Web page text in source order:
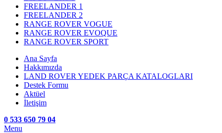
FREELANDER 1
FREELANDER 2
RANGE ROVER VOGUE
RANGE ROVER EVOQUE
RANGE ROVER SPORT
Ana Sayfa
Hakkımızda
LAND ROVER YEDEK PARÇA KATALOGLARI
Destek Formu
Aktüel
İletişim
0 533 650 79 04
Menu